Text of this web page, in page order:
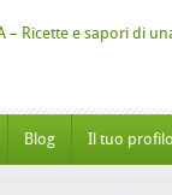
Blog Il tuo profilo